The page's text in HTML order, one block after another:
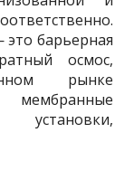
барьерная
осмос,
рынке
мембранные